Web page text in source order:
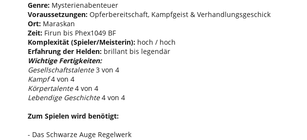
Genre: Mysterienabenteuer
Voraussetzungen: Opferbereitschaft, Kampfgeist & Verhandlungsgeschick
Ort: Maraskan
Zeit: Firun bis Phex1049 BF
Komplexität (Spieler/Meisterin): hoch / hoch
Erfahrung der Helden: brillant bis legendär
Wichtige Fertigkeiten:
Gesellschaftstalente3 von 4
Kampf4 von 4
Körpertalente4 von 4
Lebendige Geschichte4 von 4
Zum Spielen wird benötigt:
- Das Schwarze Auge Regelwerk